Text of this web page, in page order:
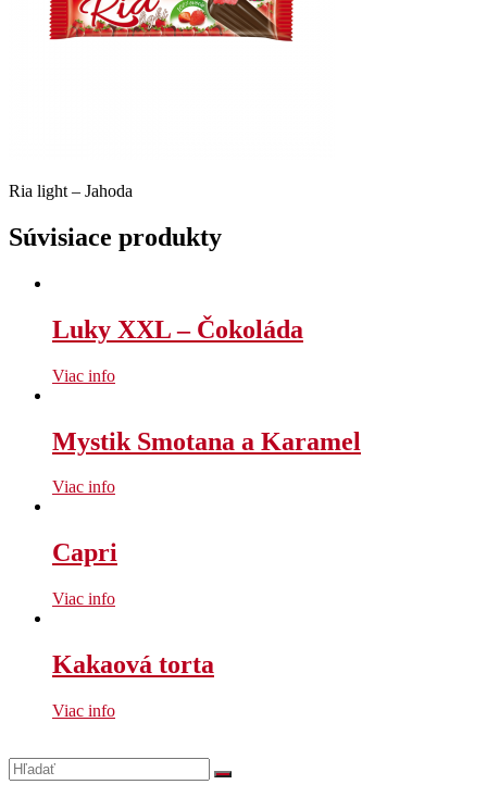
Ria light – Jahoda
Súvisiace produkty
Luky XXL – Čokoláda
Viac info
Mystik Smotana a Karamel
Viac info
Capri
Viac info
Kakaová torta
Viac info